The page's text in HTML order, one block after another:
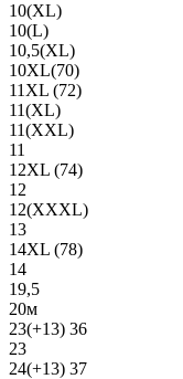
10(XL)
10(L)
10,5(XL)
10XL(70)
11XL (72)
11(XL)
11(XXL)
11
12XL (74)
12
12(ХХХL)
13
14XL (78)
14
19,5
20м
23(+13) 36
23
24(+13) 37